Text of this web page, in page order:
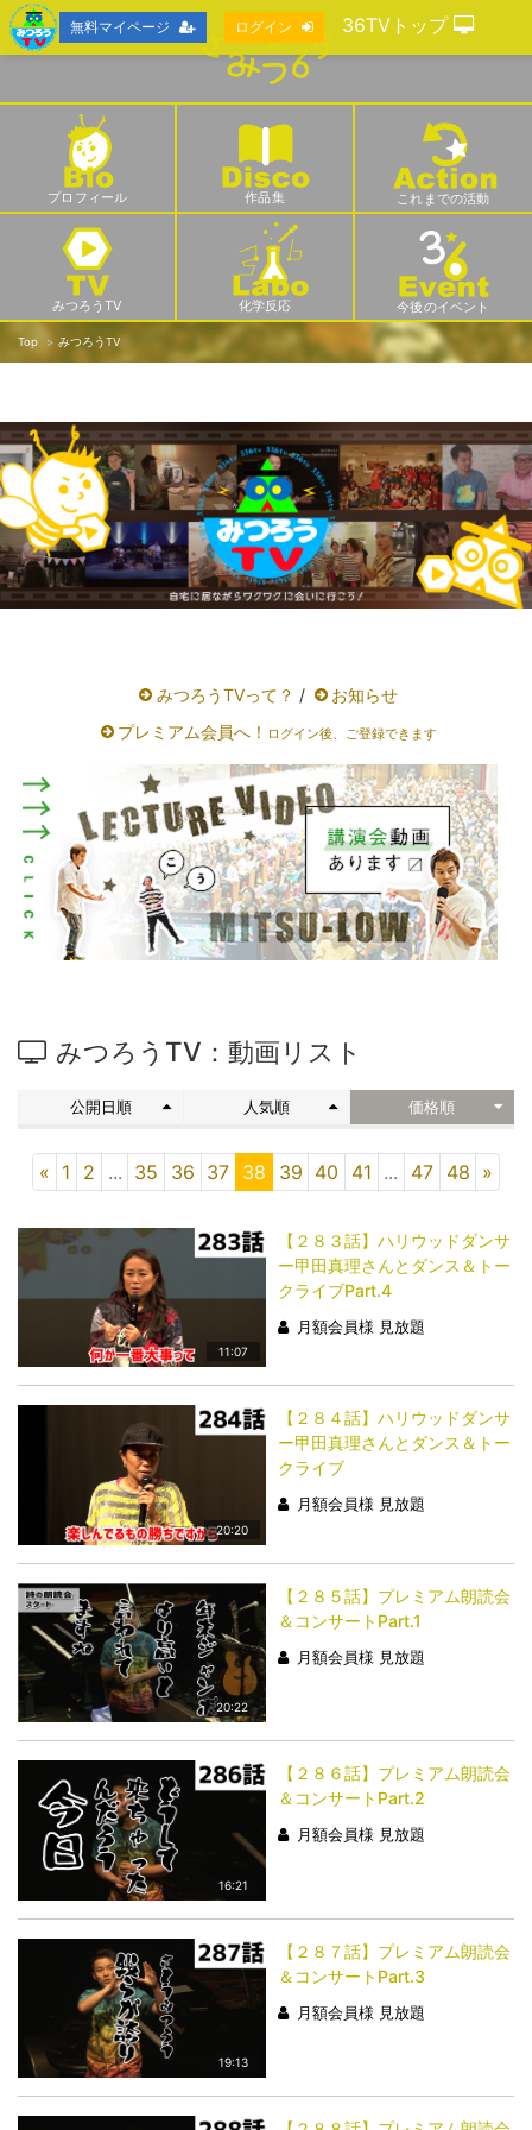
プロフィール 作品集 これまでの活動
みつろうTV 化学反応 今後のイベント
Top みつろうTV
みつろうTVって？ /
お知らせ
プレミアム会員へ！ ログイン後、ご登録できます
みつろうTV：動画リスト
公開日順 人気順 価格順
« 1 2 ... 35 36 37 38 39 40 41 ... 47 48 »
11:07
【２８３話】ハリウッドダンサ
ー甲田真理さんとダンス＆トー
クライブPart.4
月額会員様 見放題
20:20
【２８４話】ハリウッドダンサ
ー甲田真理さんとダンス＆トー
クライブ
月額会員様 見放題
20:22
【２８５話】プレミアム朗読会
＆コンサートPart.1
月額会員様 見放題
16:21
【２８６話】プレミアム朗読会
＆コンサートPart.2
月額会員様 見放題
19:13
【２８７話】プレミアム朗読会
＆コンサートPart.3
月額会員様 見放題
無料マイページ ログイン 36TVトップ